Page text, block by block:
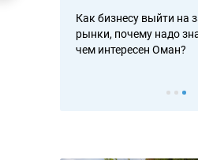
Как бизнесу выйти на
рынки, почему надо
чем интересен Оман?